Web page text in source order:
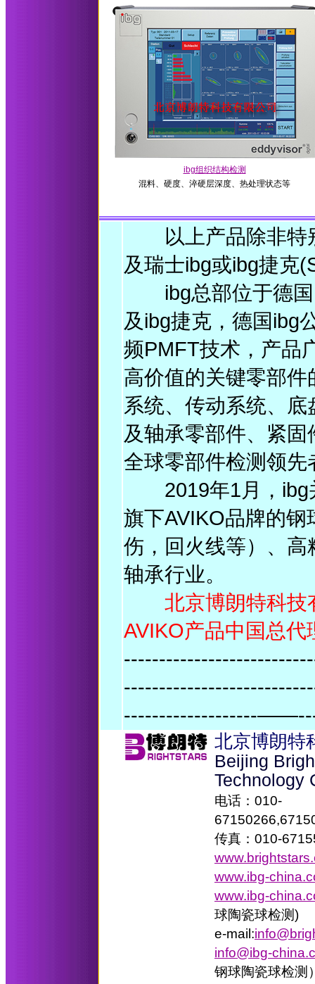
ibg组织结构检测
混料、硬度、淬硬层深度、热处理状态等
以上产品除非特
及瑞士ibg或ibg捷克
ibg总部位于德国
及ibg捷克，德国ibg
频PMFT技术，产品
高价值的关键零部
系统、传动系统、
及轴承零部件、紧
全球零部件检测领先
2019年1月，ibg
旗下AVIKO品牌的
伤，回火线等）、
轴承行业。
北京博朗特科技
AVIKO产品中国总代
-------------------
北京博朗特
Beijing
Technology
电话：010-
传真：010-
www.ibg-
www.ibg-
球陶瓷球检测)
e-mail:
info@ibg-
钢球陶瓷球检测